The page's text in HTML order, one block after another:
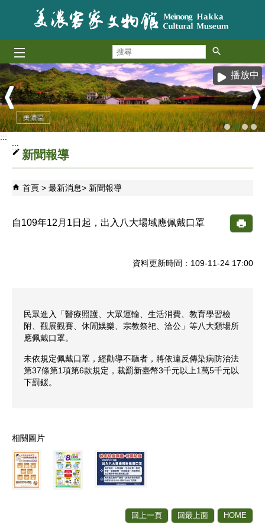
跳到主要內容區塊
播放中
:::
:::
新聞報導
首頁 最新消息 新聞報導
自109年12月1日起，出入八大場域應佩戴口罩
資料更新時間：109-11-24 17:00
民眾進入「醫療照護、大眾運輸、生活消費、教育學習檢
附、觀展觀賽、休閒娛樂、宗教祭祀、洽公」等八大類場所
應佩戴口罩。
未依規定佩戴口罩，經勸導不聽者，將依違反傳染病防治法
第37條第1項第6款規定，裁罰新臺幣3千元以上1萬5千元以
下罰鍰。
相關圖片
回上一頁 回最上面 HOME